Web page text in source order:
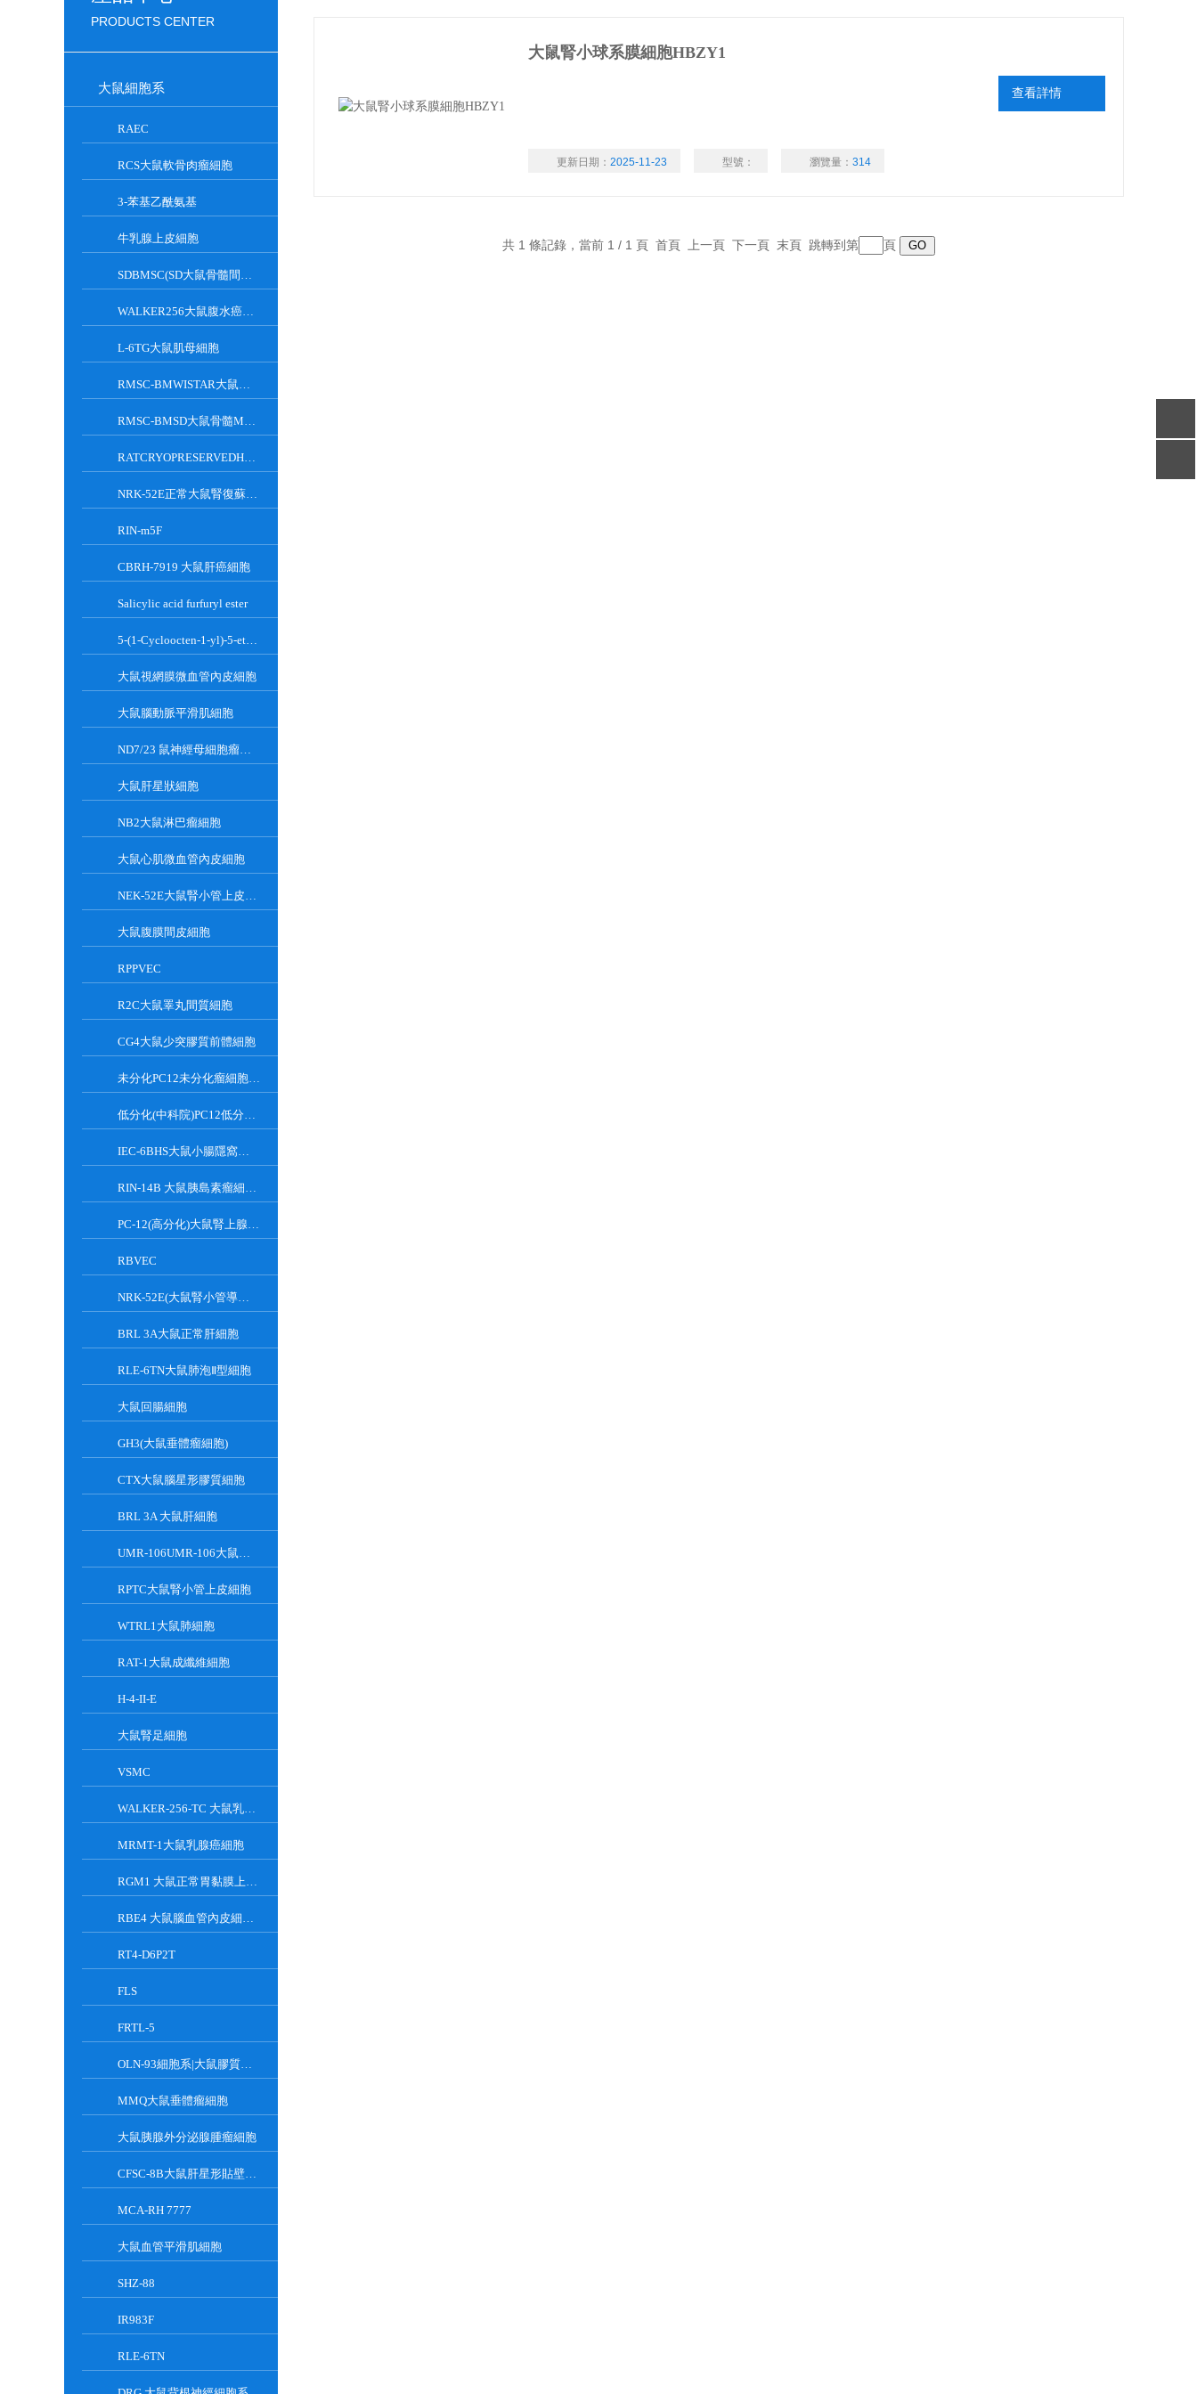
PRODUCTS CENTER
大鼠細胞系
RAEC
RCS大鼠軟骨肉瘤細胞
3-苯基乙酰氨基
牛乳腺上皮細胞
SDBMSC(SD大鼠骨髓間充質干細胞)
WALKER256大鼠腹水癌細胞
L-6TG大鼠肌母細胞
RMSC-BMWISTAR大鼠骨髓MSC細胞
RMSC-BMSD大鼠骨髓MSC細胞
RATCRYOPRESERVEDHEPATOCYTES大鼠肝臟實質細胞
NRK-52E正常大鼠腎復蘇細胞(附STR鑒定報告)
RIN-m5F
CBRH-7919 大鼠肝癌細胞
Salicylic acid furfuryl ester
5-(1-Cycloocten-1-yl)-5-ethylbarbituric acid
大鼠視網膜微血管內皮細胞
大鼠腦動脈平滑肌細胞
ND7/23 鼠神經母細胞瘤細胞系
大鼠肝星狀細胞
NB2大鼠淋巴瘤細胞
大鼠心肌微血管內皮細胞
NEK-52E大鼠腎小管上皮細胞
大鼠腹膜間皮細胞
RPPVEC
R2C大鼠睪丸間質細胞
CG4大鼠少突膠質前體細胞
未分化PC12未分化瘤細胞大鼠腎上腺嗜鉻細胞
低分化(中科院)PC12低分化(中科院)瘤細胞大鼠腎上腺嗜鉻細胞
IEC-6BHS大鼠小腸隱窩上皮細胞
RIN-14B 大鼠胰島素瘤細胞系
PC-12(高分化)大鼠腎上腺嗜鉻細胞瘤細胞(高分化)
RBVEC
NRK-52E(大鼠腎小管導管上皮細胞)
BRL 3A大鼠正常肝細胞
RLE-6TN大鼠肺泡Ⅱ型細胞
大鼠回腸細胞
GH3(大鼠垂體瘤細胞)
CTX大鼠腦星形膠質細胞
BRL 3A 大鼠肝細胞
UMR-106UMR-106大鼠骨肉瘤細胞
RPTC大鼠腎小管上皮細胞
WTRL1大鼠肺細胞
RAT-1大鼠成纖維細胞
H-4-II-E
大鼠腎足細胞
VSMC
WALKER-256-TC 大鼠乳腺癌細胞系
MRMT-1大鼠乳腺癌細胞
RGM1 大鼠正常胃黏膜上皮細胞系
RBE4 大鼠腦血管內皮細胞系
RT4-D6P2T
FLS
FRTL-5
OLN-93細胞系|大鼠膠質細胞
MMQ大鼠垂體瘤細胞
大鼠胰腺外分泌腺腫瘤細胞
CFSC-8B大鼠肝星形貼壁細胞系
MCA-RH 7777
大鼠血管平滑肌細胞
SHZ-88
IR983F
RLE-6TN
大鼠腎小球系膜細胞HBZY1
更新日期： 2025-11-23 型號： 瀏覽量： 314
查看詳情
共 1 條記錄，當前 1 / 1 頁 首頁 上一頁 下一頁 末頁 跳轉到第 頁